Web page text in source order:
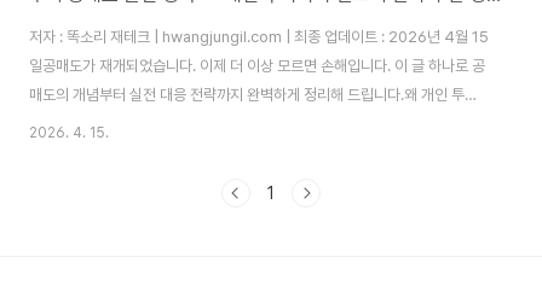
저자 : 똑소리 재테크 | hwangjungil.com | 최종 업데이트 : 2026년 4월 15
일공매도가 재개되었습니다. 이제 더 이상 모르면 손해입니다. 이 글 하나로 공
매도의 개념부터 실전 대응 전략까지 완벽하게 정리해 드립니다.왜 개인 투자
자는 공매도를 두려워하는가?주식 투자를 시작한 지 얼마 안 됐을 때, 저는 보
적도 멀쩡한데 주가만 뚝뚝 떨어졌습니다. 나중에 확인해 보니 그 종목에 대한
2026. 4. 15.
1